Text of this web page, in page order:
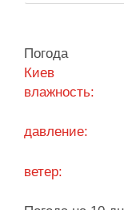
система
персональные
скорость
Погода
Киев
влажность:
давление:
ветер: